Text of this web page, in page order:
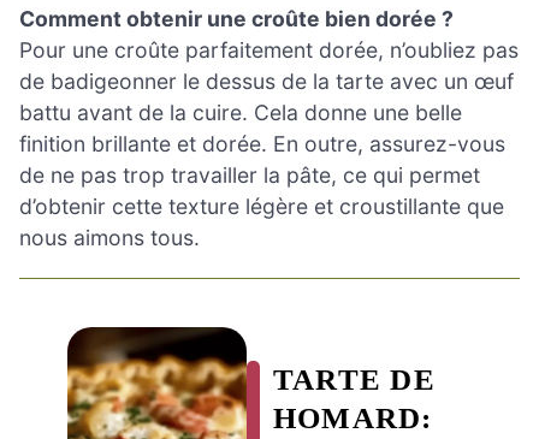
Comment obtenir une croûte bien dorée ?
Pour une croûte parfaitement dorée, n’oubliez pas
de badigeonner le dessus de la tarte avec un œuf
battu avant de la cuire. Cela donne une belle
finition brillante et dorée. En outre, assurez-vous
de ne pas trop travailler la pâte, ce qui permet
d’obtenir cette texture légère et croustillante que
nous aimons tous.
TARTE DE
HOMARD: